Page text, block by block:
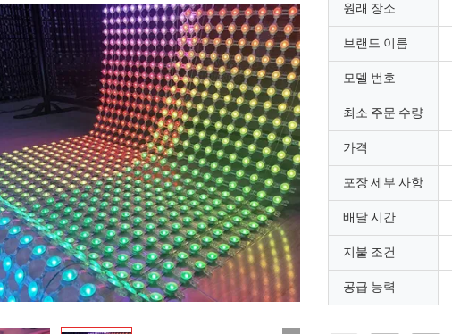
원래 장소
브랜드 이름
모델 번호
최소 주문 수량
가격
포장 세부 사항
배달 시간
지불 조건
공급 능력